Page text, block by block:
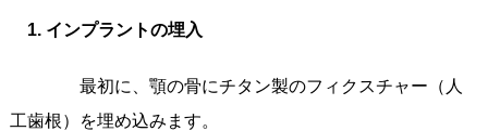
1. インプラントの埋入
最初に、顎の骨にチタン製のフィクスチャー（人
工歯根）を埋め込みます。